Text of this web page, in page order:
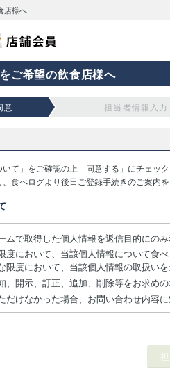
店様へ
ご希望の飲食店様へ
意 担当者情報入力
て」をご確認の上「同意する」にチェッ
食べログより後日ご登録手続きのご案内
ムで取得した個人情報を返信目的にの
度において、当該個人情報について食
限度において、当該個人情報の取扱い
、開示、訂正、追加、削除等をお求め
だけなかった場合、お問い合わせ内容